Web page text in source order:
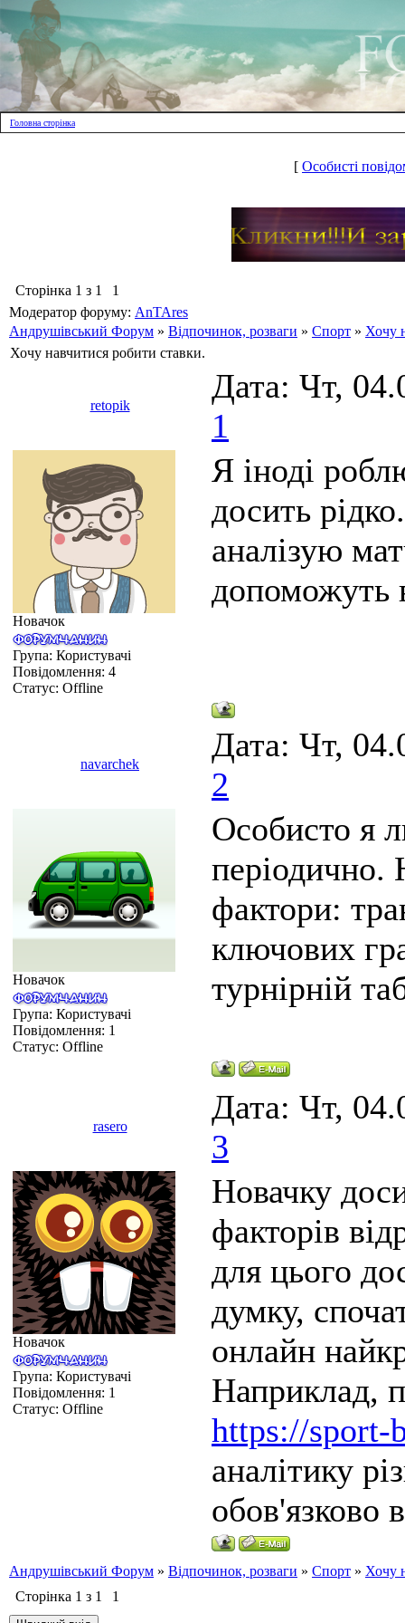
Головна сторінка
[ Особисті
Сторінка 1 з 1
1
Модератор форуму: AnTAres
Андрушівський Форум » Відпочинок, розваги » Спорт » Хочу
Хочу навчитися робити ставки.
retopik
Дата: Чт,
1
Новачок
Група: Користувачі
Повідомлення: 4
Статус: Offline
Я іноді
досить
аналізую
допоможуть
navarchek
Дата: Чт,
2
Новачок
Група: Користувачі
Повідомлення: 1
Статус: Offline
Особисто я
періодично.
фактори:
ключових
турнірній
rasero
Дата: Чт,
3
Новачок
Група: Користувачі
Повідомлення: 1
Статус: Offline
Новачку
факторів
для цього
думку,
онлайн
Наприклад,
https://sport-
аналітику
обов'язково
Андрушівський Форум » Відпочинок, розваги » Спорт » Хочу
Сторінка 1 з 1 1